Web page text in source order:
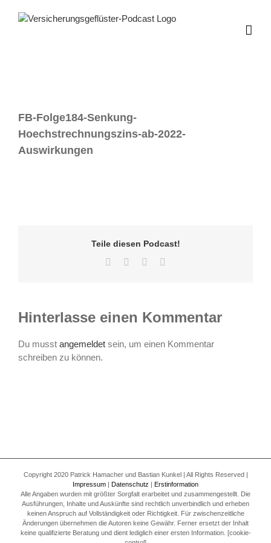
Inhalt
FB-Folge184-Senkung-
Hoechstrechnungszins-ab-2022-
Auswirkungen
Teile diesen Podcast!
Facebook
TwitterLinkedIn
Hinterlasse einen Kommentar
Du musst angemeldet sein, um einen Kommentar
schreiben zu können.
Copyright 2020 Patrick Hamacher und Bastian Kunkel | All Rights Reserved |
Impressum | Datenschutz | Erstinformation
Alle Angaben wurden mit größter Sorgfalt erarbeitet und zusammengestellt. Die
Ausführungen, Inhalte und Auskünfte sind rechtlich unverbindlich und erheben
keinen Anspruch auf Vollständigkeit oder Richtigkeit. Für zwischenzeitliche
Änderungen übernehmen die Autoren keine Gewähr. Ferner ersetzt der Inhalt
keine qualifizierte Beratung und dient lediglich einer ersten Information. [cookie-